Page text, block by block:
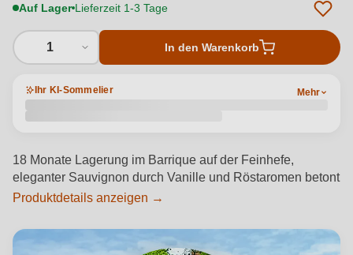
Auf Lager Lieferzeit 1-3 Tage
1 In den Warenkorb
Ihr KI-Sommelier Mehr
18 Monate Lagerung im Barrique auf der Feinhefe,
eleganter Sauvignon durch Vanille und Röstaromen betont
Produktdetails anzeigen →